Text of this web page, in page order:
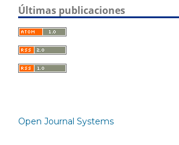
Últimas publicaciones
Open Journal Systems